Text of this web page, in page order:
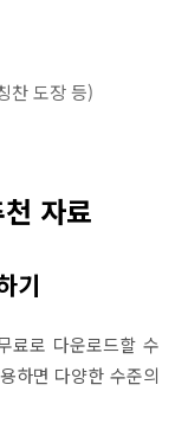
찬 도장 등)
자료
기
료로 다운로드할 수
하면 다양한 수준의